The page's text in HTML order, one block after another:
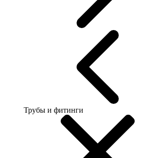
Трубы и фитинги